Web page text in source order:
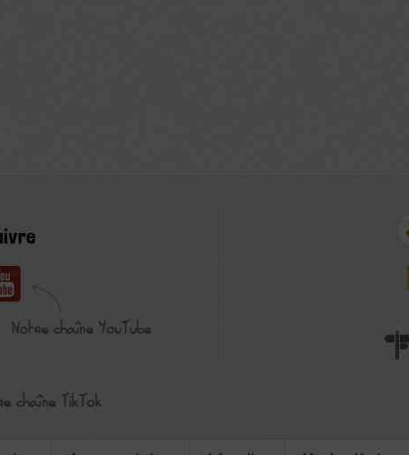
Notre chaîne YouTube
chaîne TikTok